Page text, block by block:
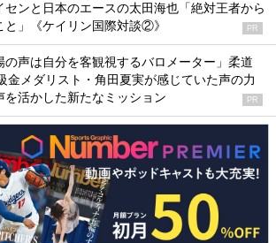
センと日本のエースの太田海也「絶対王者から
と」《ケイリン国際対談②》
PR
の声は自分を客観視するバロメーター」柔道
金メダリスト・角田夏実が感じていた声の力
を活かした新たなミッション
PR